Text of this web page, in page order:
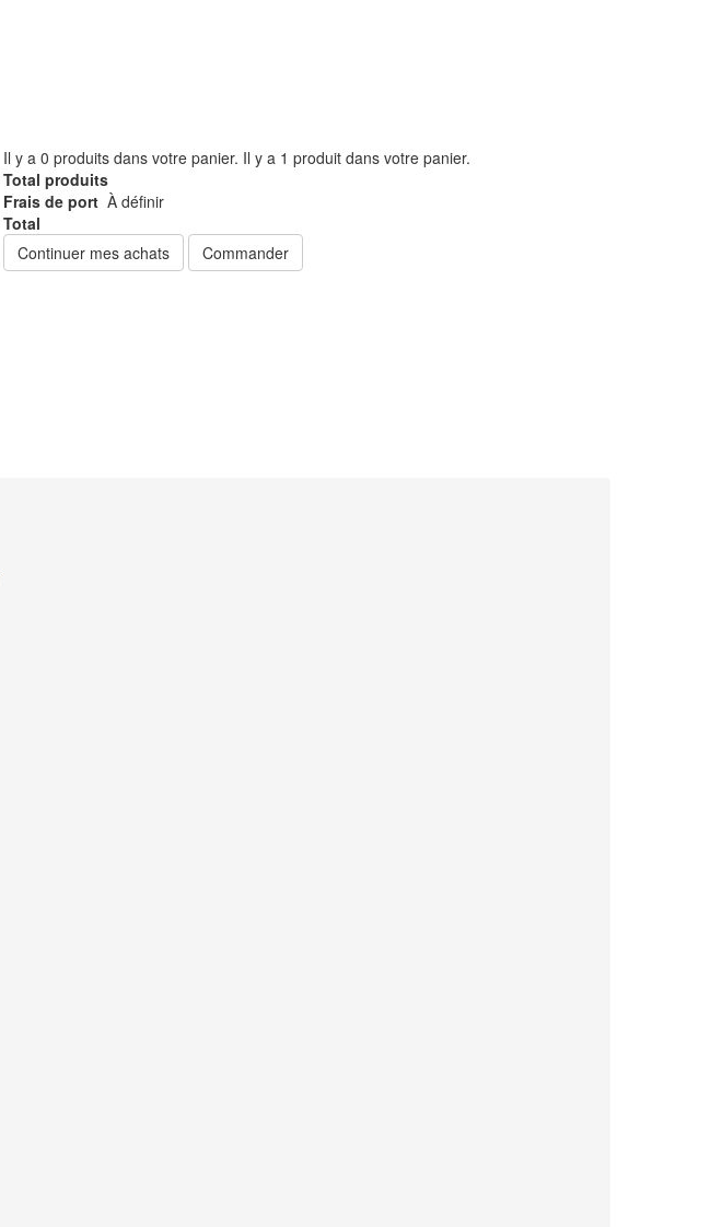
Il y a 0 produits dans votre panier. Il y a 1 produit dans votre panier.
Total produits
Frais de port À définir
Total
Continuer mes achats
Commander